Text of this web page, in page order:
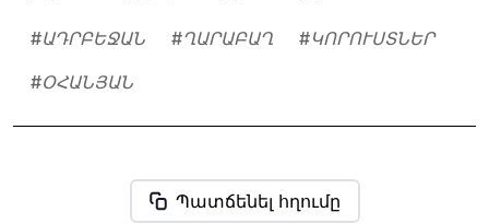
#ԱԴՐԲԵՋԱՆ #ՂԱՐԱԲԱՂ #ԿՈՐՈՒՍՏՆԵՐ
#ՕՀԱՆՅԱՆ
Պատճենել հղումը